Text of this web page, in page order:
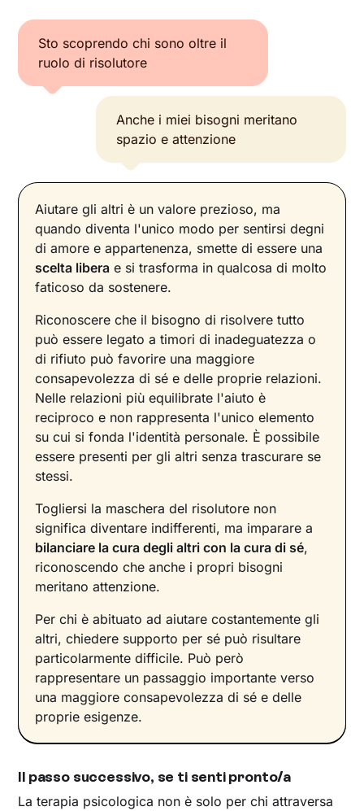
Sto scoprendo chi sono oltre il
ruolo di risolutore
Anche i miei bisogni meritano
spazio e attenzione
Aiutare gli altri è un valore prezioso, ma
quando diventa l'unico modo per sentirsi degni
di amore e appartenenza, smette di essere una
scelta libera e si trasforma in qualcosa di molto
faticoso da sostenere.
Riconoscere che il bisogno di risolvere tutto
può essere legato a timori di inadeguatezza o
di rifiuto può favorire una maggiore
consapevolezza di sé e delle proprie relazioni.
Nelle relazioni più equilibrate l'aiuto è
reciproco e non rappresenta l'unico elemento
su cui si fonda l'identità personale. È possibile
essere presenti per gli altri senza trascurare se
stessi.
Togliersi la maschera del risolutore non
significa diventare indifferenti, ma imparare a
bilanciare la cura degli altri con la cura di sé,
riconoscendo che anche i propri bisogni
meritano attenzione.
Per chi è abituato ad aiutare costantemente gli
altri, chiedere supporto per sé può risultare
particolarmente difficile. Può però
rappresentare un passaggio importante verso
una maggiore consapevolezza di sé e delle
proprie esigenze.
Il passo successivo, se ti senti pronto/a
La terapia psicologica non è solo per chi attraversa